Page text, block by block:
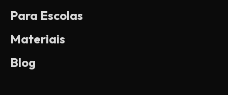
Para Escolas
Materiais
Blog